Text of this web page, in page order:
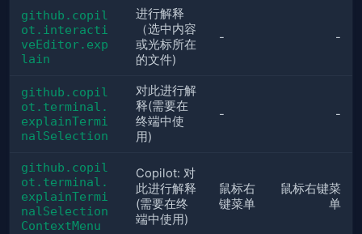
github.copil
ot.interacti
veEditor.exp
lain
进行解释
（选中内容
或光标所在
的文件)
- -
github.copil
ot.terminal.
explainTermi
nalSelection
对此进行解
释(需要在
终端中使
用)
- -
github.copil
ot.terminal.
explainTermi
nalSelection
ContextMenu
Copilot: 对
此进行解释
(需要在终
端中使用)
鼠标右
键菜单
鼠标右键菜
单